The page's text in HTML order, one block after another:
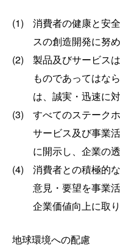
(1)
消費者の健康と安
スの創造開発に努め
(2)
製品及びサービス
ものであってはな
は、誠実・迅速に
(3)
すべてのステーク
サービス及び事業
に開示し、企業の
(4)
消費者との積極的
意見・要望を事業
企業価値向上に取り
地球環境への配慮